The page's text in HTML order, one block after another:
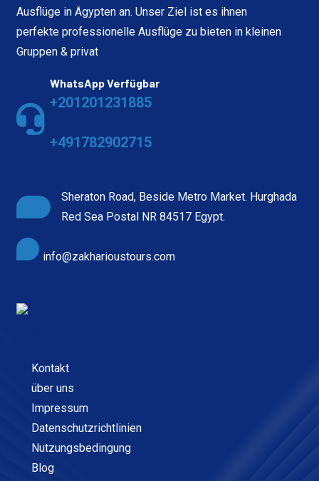
Ausflüge in Ägypten an. Unser Ziel ist es ihnen
perfekte professionelle Ausflüge zu bieten in kleinen
Gruppen & privat
WhatsApp Verfügbar
+201201231885
+491782902715
Sheraton Road, Beside Metro Market. Hurghada
Red Sea Postal NR 84517 Egypt.
info@zakharioustours.com
Kontakt
über uns
Impressum
Datenschutzrichtlinien
Nutzungsbedingung
Blog